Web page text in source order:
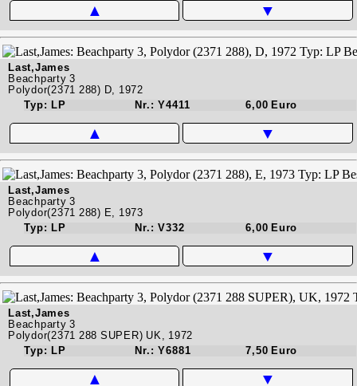
▲ ▼
Last,James
Beachparty 3
Polydor(2371 288) D, 1972
Typ: LP
Nr.: Y4411 6,00 Euro
▲ ▼
Last,James
Beachparty 3
Polydor(2371 288) E, 1973
Typ: LP
Nr.: V332 6,00 Euro
▲ ▼
Last,James
Beachparty 3
Polydor(2371 288 SUPER) UK, 1972
Typ: LP
Nr.: Y6881 7,50 Euro
▲ ▼